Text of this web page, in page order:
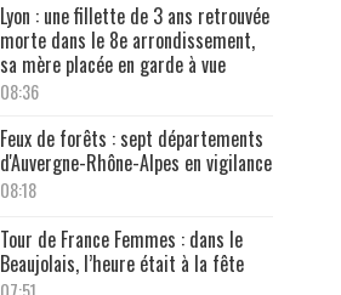
Lyon : une fillette de 3 ans retrouvée
morte dans le 8e arrondissement,
sa mère placée en garde à vue
08:36
Feux de forêts : sept départements
d'Auvergne-Rhône-Alpes en vigilance
08:18
Tour de France Femmes : dans le
Beaujolais, l’heure était à la fête